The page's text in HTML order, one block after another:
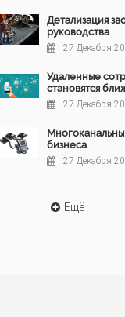
Детализация
руководства
27 Декабря
Удаленные
становятся
27 Декабря
бизнеса
27 Декабря
Ещё